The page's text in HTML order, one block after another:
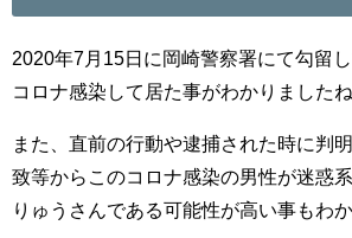
2020年7月15日に岡崎警察署にて勾留
コロナ感染して居た事がわかりましたね
また、直前の行動や逮捕された時に判
致等からこのコロナ感染の男性が迷惑
りゅうさんである可能性が高い事もわ